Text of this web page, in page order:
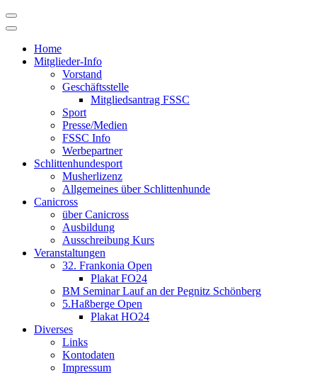
Skip
to
Home
Mitglieder-Info
Vorstand
Geschäftsstelle
Mitgliedsantrag FSSC
Sport
Presse/Medien
FSSC Info
Werbepartner
Schlittenhundesport
Musherlizenz
Allgemeines über Schlittenhunde
Canicross
über Canicross
Ausbildung
Ausschreibung Kurs
Veranstaltungen
32. Frankonia Open
Plakat FO24
BM Seminar Lauf an der Pegnitz Schönberg
5.Haßberge Open
Plakat HO24
Diverses
Links
Kontodaten
Impressum